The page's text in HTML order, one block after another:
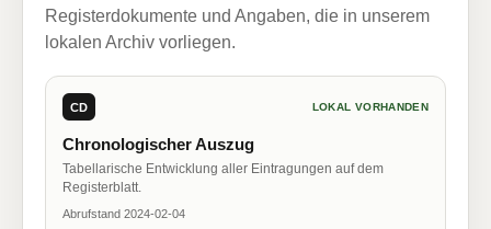
Registerdokumente und Angaben, die in unserem
lokalen Archiv vorliegen.
CD LOKAL VORHANDEN
Chronologischer Auszug
Tabellarische Entwicklung aller Eintragungen auf dem
Registerblatt.
Abrufstand 2024-02-04